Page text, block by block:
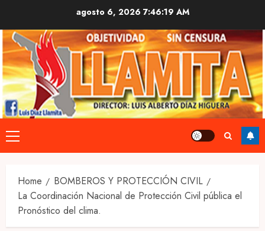
content
agosto 6, 2026 7:46:20 AM
Primary
Menu
Home
BOMBEROS Y PROTECCIÓN CIVIL
La Coordinación Nacional de Protección Civil pública el
Pronóstico del clima.